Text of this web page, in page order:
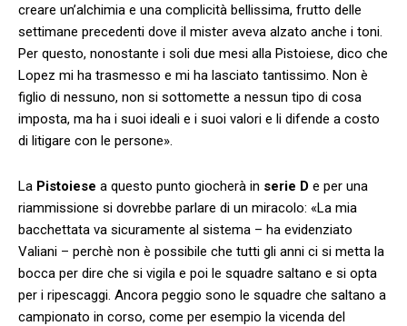
creare un’alchimia e una complicità bellissima, frutto delle
settimane precedenti dove il mister aveva alzato anche i toni.
Per questo, nonostante i soli due mesi alla Pistoiese, dico che
Lopez mi ha trasmesso e mi ha lasciato tantissimo. Non è
figlio di nessuno, non si sottomette a nessun tipo di cosa
imposta, ma ha i suoi ideali e i suoi valori e li difende a costo
di litigare con le persone».
La Pistoiese a questo punto giocherà in serie D e per una
riammissione si dovrebbe parlare di un miracolo: «La mia
bacchettata va sicuramente al sistema – ha evidenziato
Valiani – perchè non è possibile che tutti gli anni ci si metta la
bocca per dire che si vigila e poi le squadre saltano e si opta
per i ripescaggi. Ancora peggio sono le squadre che saltano a
campionato in corso, come per esempio la vicenda del